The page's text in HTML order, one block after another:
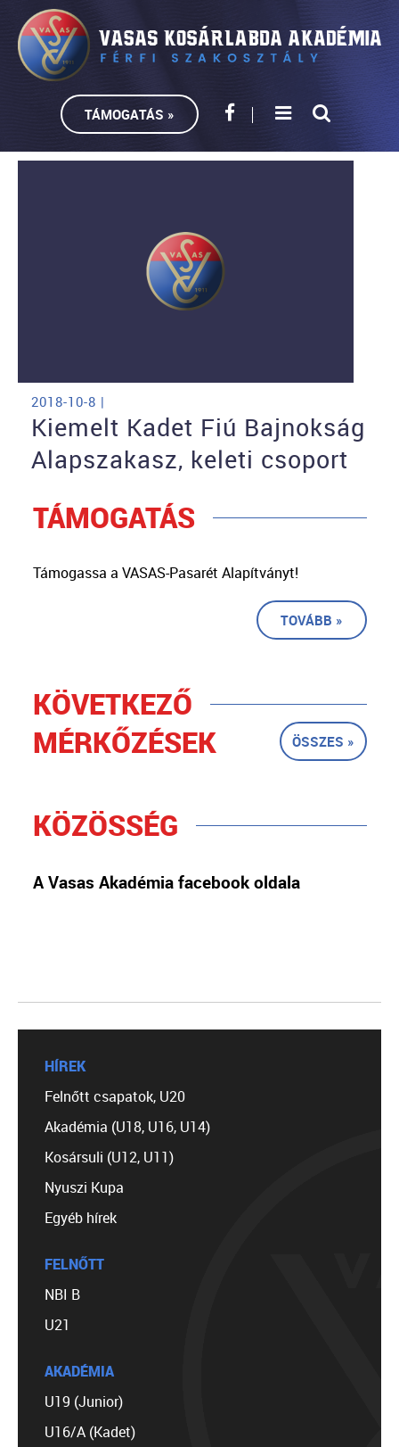
TÁMOGATÁS »
2018-10-8 |
Kiemelt Kadet Fiú Bajnokság
Alapszakasz, keleti csoport
TÁMOGATÁS
Támogassa a VASAS-Pasarét Alapítványt!
TOVÁBB »
KÖVETKEZŐ
MÉRKŐZÉSEK
ÖSSZES »
KÖZÖSSÉG
A Vasas Akadémia facebook oldala
HÍREK
Felnőtt csapatok, U20
Akadémia (U18, U16, U14)
Kosársuli (U12, U11)
Nyuszi Kupa
Egyéb hírek
FELNŐTT
NBI B
U21
AKADÉMIA
U19 (Junior)
U16/A (Kadet)